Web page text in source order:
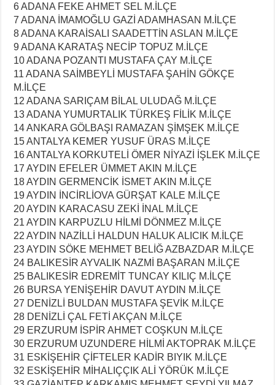
6 ADANA FEKE AHMET SEL M.İLÇE
7 ADANA İMAMOĞLU GAZİ ADAMHASAN M.İLÇE
8 ADANA KARAİSALI SAADETTİN ASLAN M.İLÇE
9 ADANA KARATAŞ NECİP TOPUZ M.İLÇE
10 ADANA POZANTI MUSTAFA ÇAY M.İLÇE
11 ADANA SAİMBEYLİ MUSTAFA ŞAHİN GÖKÇE
M.İLÇE
12 ADANA SARIÇAM BİLAL ULUDAĞ M.İLÇE
13 ADANA YUMURTALIK TÜRKEŞ FİLİK M.İLÇE
14 ANKARA GÖLBAŞI RAMAZAN ŞİMŞEK M.İLÇE
15 ANTALYA KEMER YUSUF ÜRAS M.İLÇE
16 ANTALYA KORKUTELİ ÖMER NİYAZİ İŞLEK M.İLÇE
17 AYDIN EFELER ÜMMET AKIN M.İLÇE
18 AYDIN GERMENCİK İSMET AKIN M.İLÇE
19 AYDIN İNCİRLİOVA GÜRŞAT KALE M.İLÇE
20 AYDIN KARACASU ZEKİ İNAL M.İLÇE
21 AYDIN KARPUZLU HİLMİ DÖNMEZ M.İLÇE
22 AYDIN NAZİLLİ HALDUN HALUK ALICIK M.İLÇE
23 AYDIN SÖKE MEHMET BELİĞ AZBAZDAR M.İLÇE
24 BALIKESİR AYVALIK NAZMİ BAŞARAN M.İLÇE
25 BALIKESİR EDREMİT TUNCAY KILIÇ M.İLÇE
26 BURSA YENİŞEHİR DAVUT AYDIN M.İLÇE
27 DENİZLİ BULDAN MUSTAFA ŞEVİK M.İLÇE
28 DENİZLİ ÇAL FETİ AKÇAN M.İLÇE
29 ERZURUM İSPİR AHMET COŞKUN M.İLÇE
30 ERZURUM UZUNDERE HİLMİ AKTOPRAK M.İLÇE
31 ESKİŞEHİR ÇİFTELER KADİR BIYIK M.İLÇE
32 ESKİŞEHİR MİHALIÇÇIK ALİ YÖRÜK M.İLÇE